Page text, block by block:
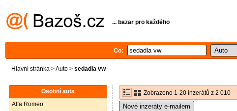
... bazar pro každého
Co:
Hlavní stránka >Auto > sedadla vw
Osobní auta
Alfa Romeo
Zobrazeno 1-20 inzerátů z 2 010
Nové inzeráty e-mailem